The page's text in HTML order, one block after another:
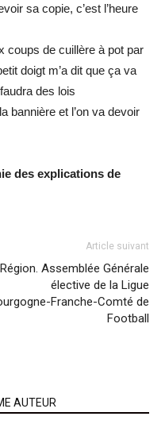
sa copie, c’est l’heure
coups de cuillère à pot par
doigt m’a dit que ça va
des lois
bannière et l’on va devoir
des explications de
Article suivant
Région. Assemblée Générale
élective de la Ligue
Franche-Comté de
Football
AUTEUR